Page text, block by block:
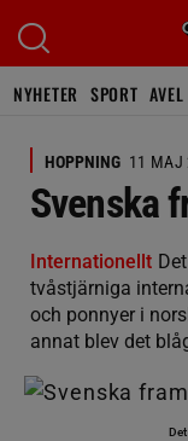
NYHETER SPORT AVEL
HOPPNING 11 MAJ
Svenska
Internationellt
tvåstjärniga
och ponnyer i
annat blev det